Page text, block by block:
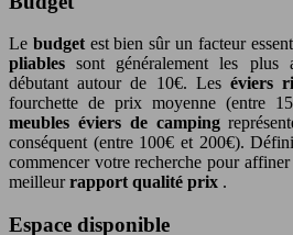
Le budget est bien sûr un facteur
pliablessont généralement les plus
débutant autour de 10€. Les éviers
fourchette de prix moyenne (entre
meubles éviers de camping
conséquent (entre 100€ et 200€).
commencer votre recherche pour
meilleurrapport qualité prix .
Espace disponible